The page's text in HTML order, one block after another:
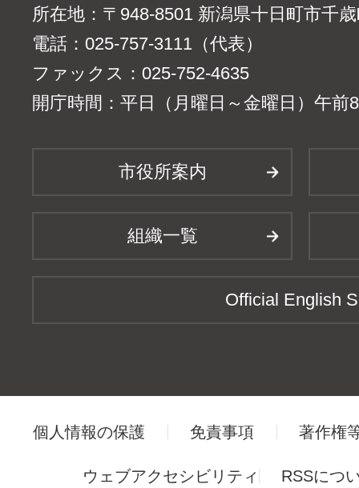
所在地：〒948-8501 新潟県十日町市千
電話：025-757-3111（代表）
ファックス：025-752-4635
開庁時間：平日（月曜日～金曜日）午前
市役所案内
組織一覧
Official English
個人情報の保護 免責事項 著作権
ウェブアクセシビリティ RSSにつ